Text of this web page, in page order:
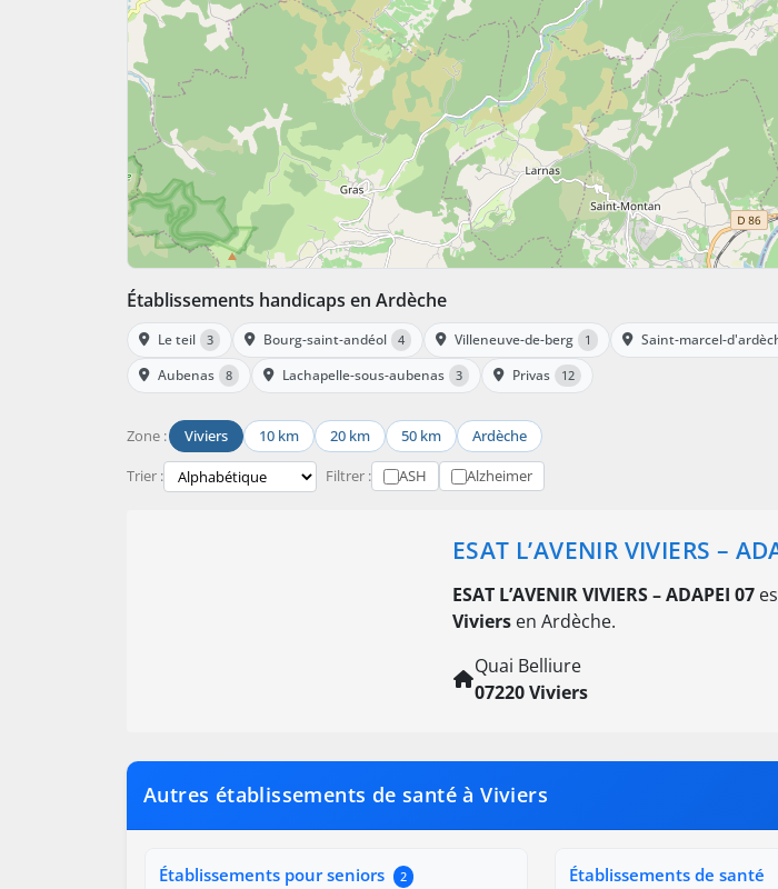
Établissements handicaps en Ardèche
Le teil 3 Bourg-saint-andéol 4 Villeneuve-de-berg 1 Saint-marcel-
Aubenas 8 Lachapelle-sous-aubenas 3 Privas 12
Zone : Viviers 10 km 20 km 50 km Ardèche
Trier : Filtrer : ASH Alzheimer
ESAT L’AVENIR VIVIERS –
ESAT L’AVENIR VIVIERS – ADAPEI 07
Viviers en Ardèche.
Quai Belliure
07220 Viviers
Autres établissements de santé à Viviers
Établissements pour seniors 2 Établissements de santé